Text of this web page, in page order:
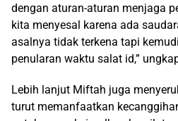
dengan aturan-aturan menjaga
kita menyesal karena ada
asalnya tidak terkena tapi
penularan waktu salat id,”
Lebih lanjut Miftah juga
turut memanfaatkan